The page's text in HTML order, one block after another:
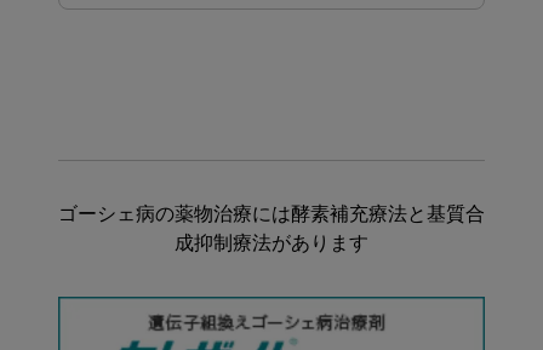
ゴーシェ病の薬物治療には酵素補充療法と基質合
成抑制療法があります